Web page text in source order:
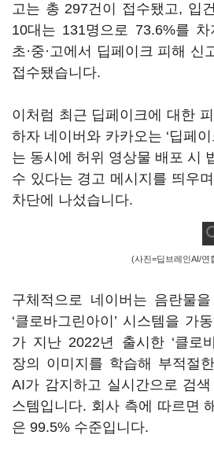
고는 총 297건이 접수됐고, 입
10대는 131명으로 73.6%를
초·중·고에서 딥페이크 피해 신
접수됐습니다.
이처럼 최근 딥페이크에 대한
하자 네이버와 카카오는 ‘딥페
는 동시에 허위 영상물 배포 시
수 있다는 경고 메시지를 띄우
차단에 나섰습니다.
(사진=딥브레인AI/연
구체적으로 네이버는 음란물
‘클로바그린아이’ 시스템을 가
가 지난 2022년 출시한 ‘클로
장의 이미지를 학습해 부적절
AI가 감지하고 실시간으로 검
스템입니다. 회사 측에 따르면
은 99.5% 수준입니다.